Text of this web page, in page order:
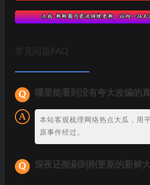
常见问题FAQ
哪里能看到没有夸大改编的
本站客观梳理网络热点大瓜，用
原事件经过。
深夜还能刷到刚更新的新鲜